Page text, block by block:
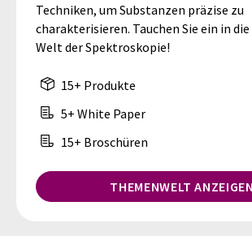
Techniken, um Substanzen präzise zu
charakterisieren. Tauchen Sie ein in
Welt der Spektroskopie!
15+ Produkte
5+ White Paper
15+ Broschüren
THEMENWELT ANZEIGEN